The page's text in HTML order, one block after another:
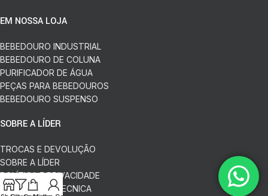
EM NOSSA LOJA
BEBEDOURO INDUSTRIAL
BEBEDOURO DE COLUNA
PURIFICADOR DE ÁGUA
PEÇAS PARA BEBEDOUROS
BEBEDOURO SUSPENSO
SOBRE A LÍDER
TROCAS E DEVOLUÇÃO
SOBRE A LÍDER
POLÍTICA E PRIVACIDADE
ASSISTÊNCIA TECNICA